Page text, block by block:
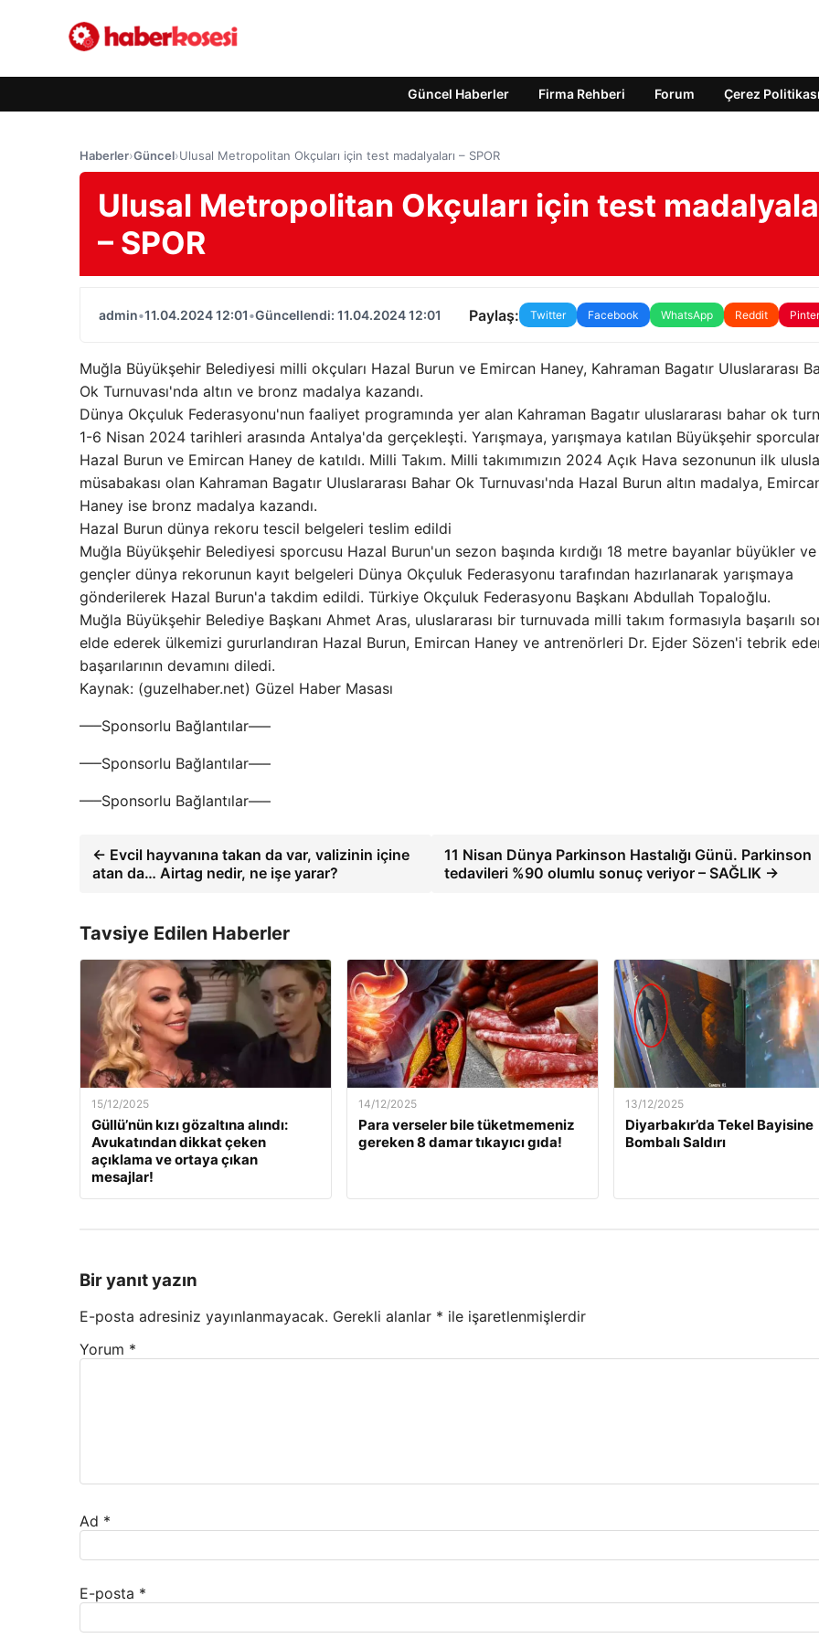
Güncel Haberler Firma Rehberi Forum Çerez Politikası
Haberler›Güncel›Ulusal Metropolitan Okçuları için test madalyaları – SPOR
Ulusal Metropolitan Okçuları için test
– SPOR
admin•11.04.2024 12:01•Güncellendi: 11.04.2024 12:01 Paylaş: Twitter Facebook WhatsApp Reddit
Muğla Büyükşehir Belediyesi milli okçuları Hazal Burun ve Emircan Haney, Kahraman Bagatır Uluslararası
Ok Turnuvası'nda altın ve bronz madalya kazandı.
Dünya Okçuluk Federasyonu'nun faaliyet programında yer alan Kahraman Bagatır uluslararası bahar ok
1-6 Nisan 2024 tarihleri ​​arasında Antalya'da gerçekleşti. Yarışmaya, yarışmaya katılan Büyükşehir
Hazal Burun ve Emircan Haney de katıldı. Milli Takım. Milli takımımızın 2024 Açık Hava sezonunun ilk
müsabakası olan Kahraman Bagatır Uluslararası Bahar Ok Turnuvası'nda Hazal Burun altın madalya,
Haney ise bronz madalya kazandı.
Hazal Burun dünya rekoru tescil belgeleri teslim edildi
Muğla Büyükşehir Belediyesi sporcusu Hazal Burun'un sezon başında kırdığı 18 metre bayanlar büyükler ve
gençler dünya rekorunun kayıt belgeleri Dünya Okçuluk Federasyonu tarafından hazırlanarak yarışmaya
gönderilerek Hazal Burun'a takdim edildi. Türkiye Okçuluk Federasyonu Başkanı Abdullah Topaloğlu.
Muğla Büyükşehir Belediye Başkanı Ahmet Aras, uluslararası bir turnuvada milli takım formasıyla başarılı
elde ederek ülkemizi gururlandıran Hazal Burun, Emircan Haney ve antrenörleri Dr. Ejder Sözen'i tebrik
başarılarının devamını diledi.
Kaynak: (guzelhaber.net) Güzel Haber Masası
—–Sponsorlu Bağlantılar—–
—–Sponsorlu Bağlantılar—–
—–Sponsorlu Bağlantılar—–
← Evcil hayvanına takan da var, valizinin içine
atan da… Airtag nedir, ne işe yarar?
11 Nisan Dünya Parkinson Hastalığı Günü. Parkinson
tedavileri %90 olumlu sonuç veriyor – SAĞLIK →
Tavsiye Edilen Haberler
15/12/2025
Güllü’nün kızı gözaltına alındı:
Avukatından dikkat çeken
açıklama ve ortaya çıkan
mesajlar!
14/12/2025
Para verseler bile tüketmemeniz
gereken 8 damar tıkayıcı gıda!
13/12/2025
Diyarbakır’da Tekel Bayisine
Bombalı Saldırı
Bir yanıt yazın
E-posta adresiniz yayınlanmayacak. Gerekli alanlar * ile işaretlenmişlerdir
Yorum *
Ad *
E-posta *